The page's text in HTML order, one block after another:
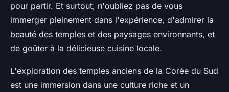
pour partir. Et surtout, n'oubliez pas de vous
immerger pleinement dans l'expérience, d'admirer la
beauté des temples et des paysages environnants, et
de goûter à la délicieuse cuisine locale.
L'exploration des temples anciens de la Corée du Sud
est une immersion dans une culture riche et un